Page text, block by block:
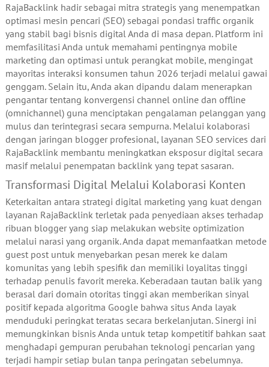
RajaBacklink hadir sebagai mitra strategis yang menempatkan
optimasi mesin pencari (SEO) sebagai pondasi traffic organik
yang stabil bagi bisnis digital Anda di masa depan. Platform ini
memfasilitasi Anda untuk memahami pentingnya mobile
marketing dan optimasi untuk perangkat mobile, mengingat
mayoritas interaksi konsumen tahun 2026 terjadi melalui gawai
genggam. Selain itu, Anda akan dipandu dalam menerapkan
pengantar tentang konvergensi channel online dan offline
(omnichannel) guna menciptakan pengalaman pelanggan yang
mulus dan terintegrasi secara sempurna. Melalui kolaborasi
dengan jaringan blogger profesional, layanan SEO services dari
RajaBacklink membantu meningkatkan eksposur digital secara
masif melalui penempatan backlink yang tepat sasaran.
Transformasi Digital Melalui Kolaborasi Konten
Keterkaitan antara strategi digital marketing yang kuat dengan
layanan RajaBacklink terletak pada penyediaan akses terhadap
ribuan blogger yang siap melakukan website optimization
melalui narasi yang organik. Anda dapat memanfaatkan metode
guest post untuk menyebarkan pesan merek ke dalam
komunitas yang lebih spesifik dan memiliki loyalitas tinggi
terhadap penulis favorit mereka. Keberadaan tautan balik yang
berasal dari domain otoritas tinggi akan memberikan sinyal
positif kepada algoritma Google bahwa situs Anda layak
menduduki peringkat teratas secara berkelanjutan. Sinergi ini
memungkinkan bisnis Anda untuk tetap kompetitif bahkan saat
menghadapi gempuran perubahan teknologi pencarian yang
terjadi hampir setiap bulan tanpa peringatan sebelumnya.